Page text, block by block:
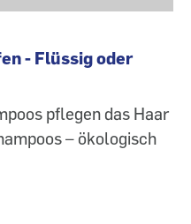
- Flüssig oder
pflegen das Haar
– ökologisch